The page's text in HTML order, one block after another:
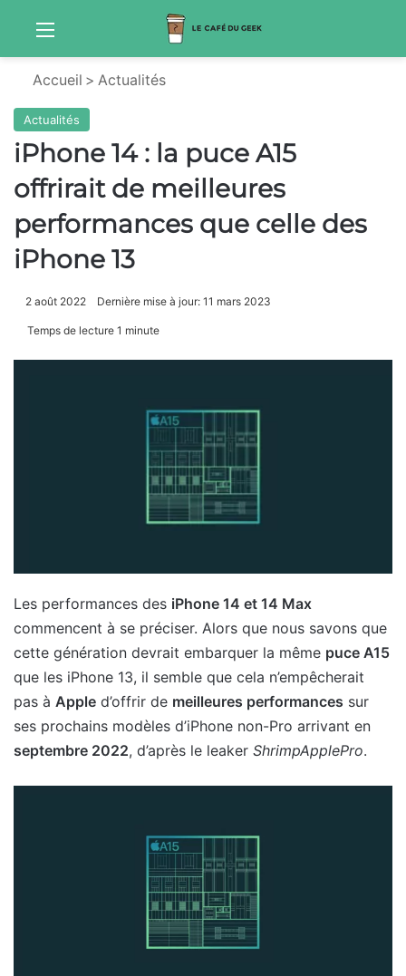
Menu
Accueil > Actualités
Actualités
iPhone 14 : la puce A15
offrirait de meilleures
performances que celle des
iPhone 13
2 août 2022 Dernière mise à jour: 11 mars 2023
Temps de lecture 1 minute
Les performances des iPhone 14 et 14 Max
commencent à se préciser. Alors que nous savons que
cette génération devrait embarquer la même puce A15
que les iPhone 13, il semble que cela n’empêcherait
pas à Apple d’offrir de meilleures performances sur
ses prochains modèles d’iPhone non-Pro arrivant en
septembre 2022, d’après le leaker ShrimpApplePro.